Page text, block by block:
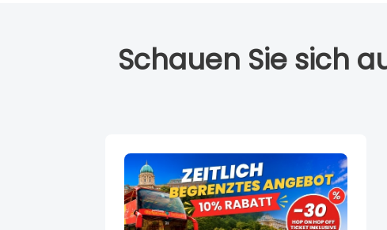
Schauen Sie sich